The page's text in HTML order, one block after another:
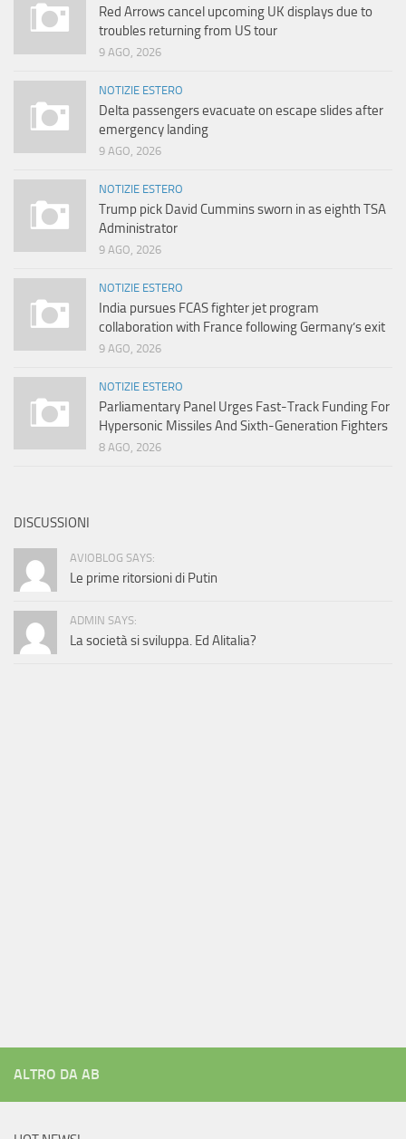
Red Arrows cancel upcoming UK displays due to
troubles returning from US tour
9 AGO, 2026
NOTIZIE ESTERO
Delta passengers evacuate on escape slides after
emergency landing
9 AGO, 2026
NOTIZIE ESTERO
Trump pick David Cummins sworn in as eighth TSA
Administrator
9 AGO, 2026
NOTIZIE ESTERO
India pursues FCAS fighter jet program
collaboration with France following Germany’s exit
9 AGO, 2026
NOTIZIE ESTERO
Parliamentary Panel Urges Fast-Track Funding For
Hypersonic Missiles And Sixth-Generation Fighters
8 AGO, 2026
DISCUSSIONI
AVIOBLOG SAYS:
Le prime ritorsioni di Putin
ADMIN SAYS:
La società si sviluppa. Ed Alitalia?
ALTRO DA AB